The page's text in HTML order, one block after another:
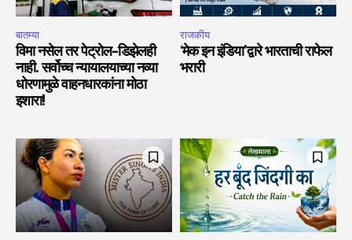
बातम्या
विमा नसेल तर पेट्रोल-डिझेलही
नाही. सर्वोच्च न्यायालयाच्या नव्या
धोरणामुळे वाहनधारकांना मोठा
इशारा!
राजकीय
‘मेक इन इंडिया’द्वारे भारताची राफेल
भरारी